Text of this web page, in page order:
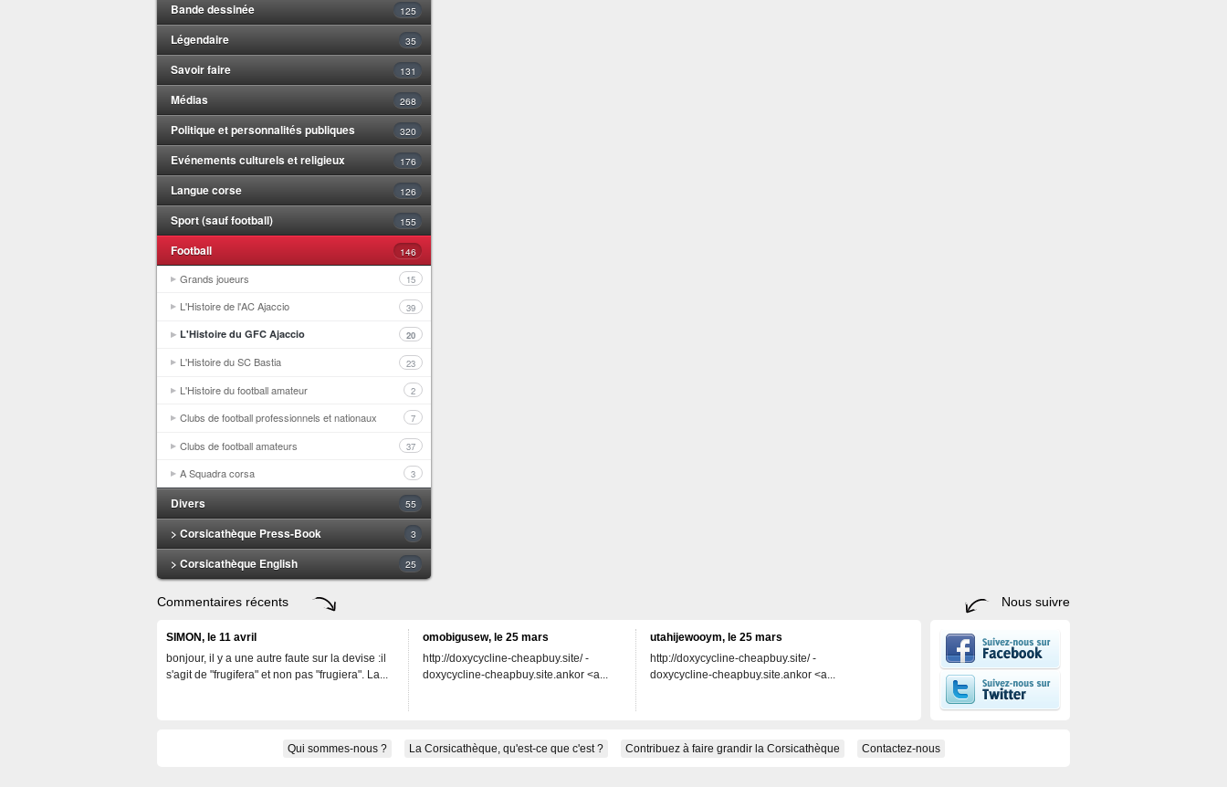
Bande dessinée 125
Légendaire 35
Savoir faire 131
Médias 268
Politique et personnalités publiques 320
Evénements culturels et religieux 176
Langue corse 126
Sport (sauf football) 155
Football 146
Grands joueurs 15
L'Histoire de l'AC Ajaccio 39
L'Histoire du GFC Ajaccio 20
L'Histoire du SC Bastia 23
L'Histoire du football amateur 2
Clubs de football professionnels et nationaux 7
Clubs de football amateurs 37
A Squadra corsa 3
Divers 55
> Corsicathèque Press-Book 3
> Corsicathèque English 25
Commentaires récents
SIMON, le 11 avril
bonjour, il y a une autre faute sur la devise :il
s'agit de "frugifera" et non pas "frugiera". La...
omobigusew, le 25 mars
http://doxycycline-cheapbuy.site/ -
doxycycline-cheapbuy.site.ankor <a...
utahijewooym, le 25 mars
http://doxycycline-cheapbuy.site/ -
doxycycline-cheapbuy.site.ankor <a...
Nous suivre
Qui sommes-nous ? La Corsicathèque, qu'est-ce que c'est ? Contribuez à faire grandir la Corsicathèque Contactez-nous